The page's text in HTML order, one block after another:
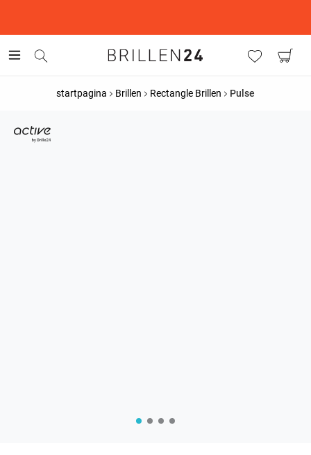
startpagina Brillen Rectangle Brillen Pulse